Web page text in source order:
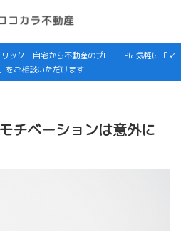
ック！自宅から不動産のプロ・FPに気軽に「マ
をご相談いただけます！
チベーションは意外に